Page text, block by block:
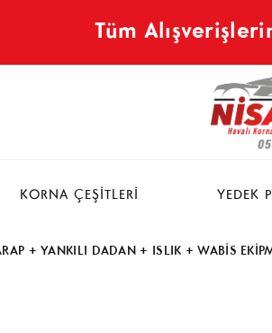
Tüm
KORNA ÇEŞİTLERİ YEDEK
+ YANKILI DADAN + ISLIK + WABİS